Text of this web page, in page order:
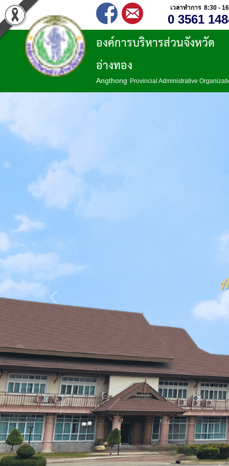
เวลาทำการ 8:30 -
0 3561
องค์การบริหารส่วนจังหวัด
อ่างทอง
Angthong Provincial Administrative
Previous